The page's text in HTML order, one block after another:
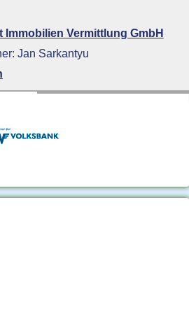
Immobilien Vermittlung GmbH
Jan Sarkantyu